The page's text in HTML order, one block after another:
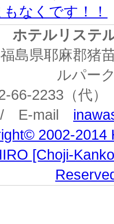
なくです！！
ホテルリステ
島県耶麻郡猪
ルパー
66-2233（代
E-mail
2002-2014
[Choji-